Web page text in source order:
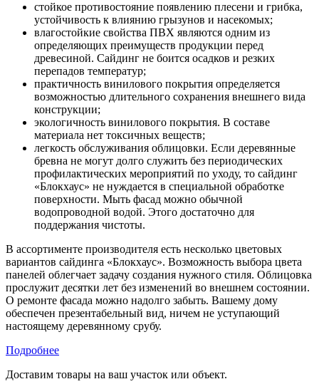
стойкое противостояние появлению плесени и грибка,
устойчивость к влиянию грызунов и насекомых;
влагостойкие свойства ПВХ являются одним из
определяющих преимуществ продукции перед
древесиной. Сайдинг не боится осадков и резких
перепадов температур;
практичность винилового покрытия определяется
возможностью длительного сохранения внешнего вида
конструкции;
экологичность винилового покрытия. В составе
материала нет токсичных веществ;
легкость обслуживания облицовки. Если деревянные
бревна не могут долго служить без периодических
профилактических мероприятий по уходу, то сайдинг
«Блокхаус» не нуждается в специальной обработке
поверхности. Мыть фасад можно обычной
водопроводной водой. Этого достаточно для
поддержания чистоты.
В ассортименте производителя есть несколько цветовых
вариантов сайдинга «Блокхаус». Возможность выбора цвета
панелей облегчает задачу создания нужного стиля. Облицовка
прослужит десятки лет без изменений во внешнем состоянии.
О ремонте фасада можно надолго забыть. Вашему дому
обеспечен презентабельный вид, ничем не уступающий
настоящему деревянному срубу.
Подробнее
Доставим товары на ваш участок или объект.